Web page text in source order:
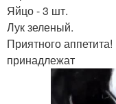
Яйцо - 3 шт.
Лук зеленый.
Приятного
принадлежат